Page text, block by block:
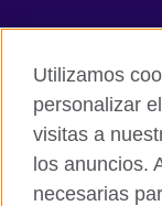
British Council
Utilizamos
personalizar
visitas a
los anuncios.
necesarias